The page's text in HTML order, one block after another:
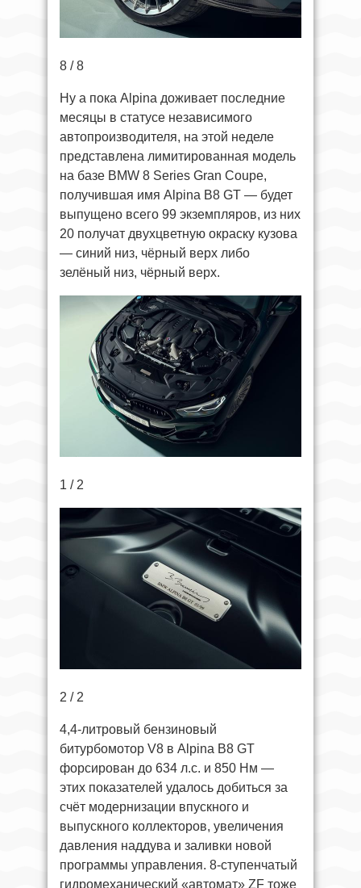
8 / 8
Ну а пока Alpina доживает последние
месяцы в статусе независимого
автопроизводителя, на этой неделе
представлена лимитированная модель
на базе BMW 8 Series Gran Coupе,
получившая имя Alpina B8 GT — будет
выпущено всего 99 экземпляров, из них
20 получат двухцветную окраску кузова
— синий низ, чёрный верх либо
зелёный низ, чёрный верх.
1 / 2
2 / 2
4,4-литровый бензиновый
битурбомотор V8 в Alpina B8 GT
форсирован до 634 л.с. и 850 Нм —
этих показателей удалось добиться за
счёт модернизации впускного и
выпускного коллекторов, увеличения
давления наддува и заливки новой
программы управления. 8-ступенчатый
гидромеханический «автомат» ZF тоже